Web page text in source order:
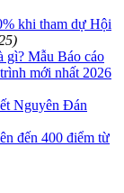
khi tham dự Hội
gì? Mẫu Báo cáo
mới nhất 2026
Nguyên Đán
đến 400 điểm từ